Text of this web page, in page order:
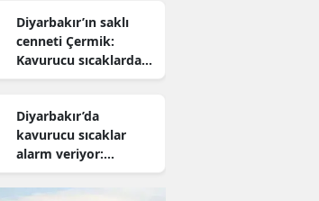
Diyarbakır’ın saklı
cenneti Çermik:
Kavurucu sıcaklardan
kaçanların yeni adresi
Diyarbakır’da
kavurucu sıcaklar
alarm veriyor:
Uzmanından hayati
uyarı